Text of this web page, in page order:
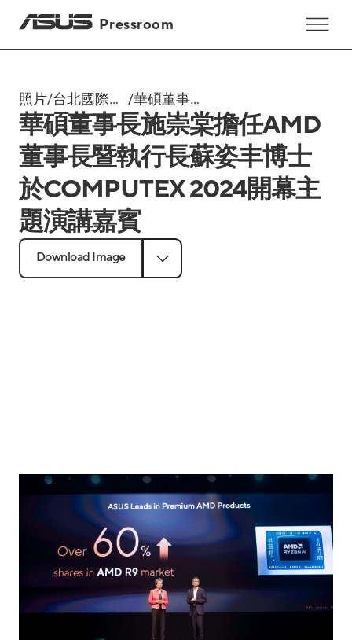
Pressroom
照片/台北國際電
腦展
Computex
2024
/華碩董事長
施崇棠擔任
AMD董事長
暨執行長蘇
姿丰博士於
2024開幕主
題演講嘉賓
華碩董事長施崇棠擔任AMD
董事長暨執行長蘇姿丰博士
於COMPUTEX 2024開幕主
題演講嘉賓
Download Image